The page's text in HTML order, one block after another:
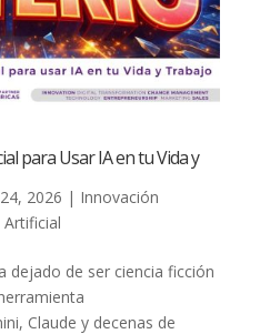
para Usar IA en tu Vida y
2026 | Innovación
Artificial
dejado de ser ciencia ficción
Claude y decenas de